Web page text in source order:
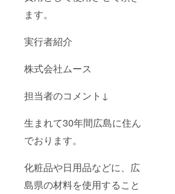
ます。
実行者紹介
株式会社ムース
担当者のコメント↓
生まれて30年間広島に住ん
でおります。
化粧品や日用品などに、広
島県の材料を使用すること